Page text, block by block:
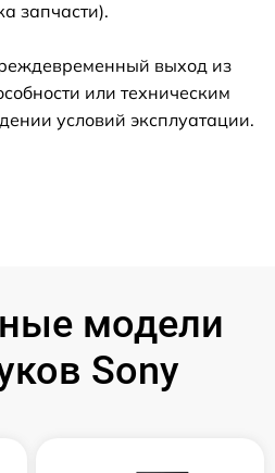
запчасти).
выход из
или техническим
условий эксплуатации.
модели
Sony